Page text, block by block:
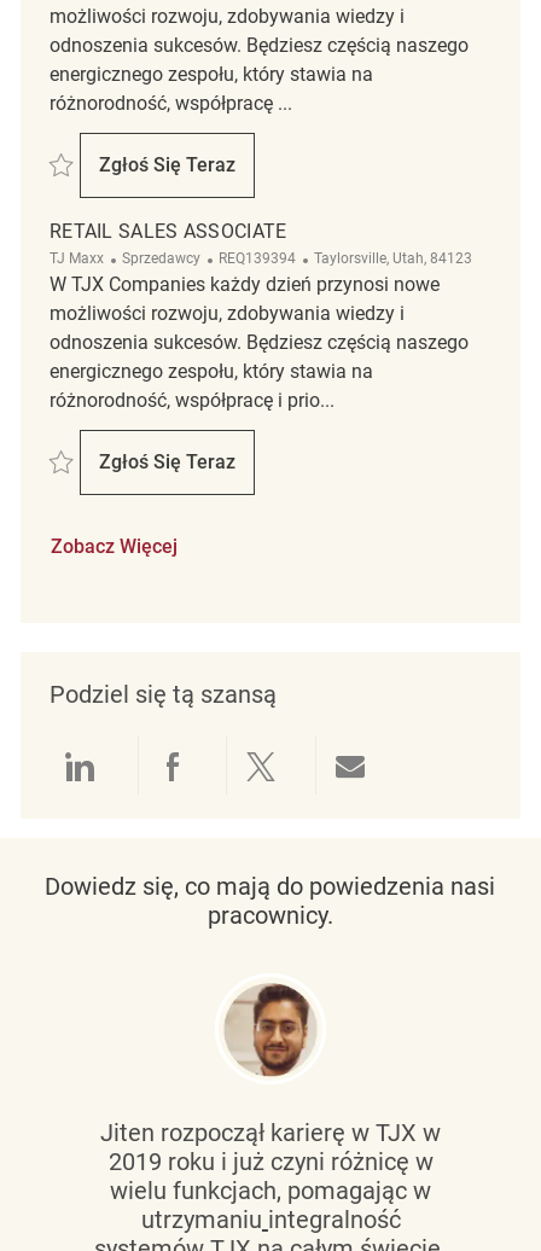
możliwości rozwoju, zdobywania wiedzy i
odnoszenia sukcesów. Będziesz częścią naszego
energicznego zespołu, który stawia na
różnorodność, współpracę ...
Zapisać Retail Sales Associate REQ132274
Zgłoś Się Teraz
Retail Sales Associate
RETAIL SALES ASSOCIATE
TJ Maxx Kategoria
Sprzedawcy ReqId
REQ139394 Lokalizacja
Taylorsville, Utah, 84123
W TJX Companies każdy dzień przynosi nowe
możliwości rozwoju, zdobywania wiedzy i
odnoszenia sukcesów. Będziesz częścią naszego
energicznego zespołu, który stawia na
różnorodność, współpracę i prio...
Zapisać Retail Sales Associate REQ139394
Zgłoś Się Teraz
Retail Sales Associate
Zobacz Więcej
Podziel się tą szansą
Udostępnianie przez LinkedIn
Udostępnianie przez
Udostępnij przez
Dowiedz się, co mają do powiedzenia nasi
pracownicy.
Jiten rozpoczął karierę w TJX w
2019 roku i już czyni różnicę w
wielu funkcjach, pomagając w
utrzymaniu integralność